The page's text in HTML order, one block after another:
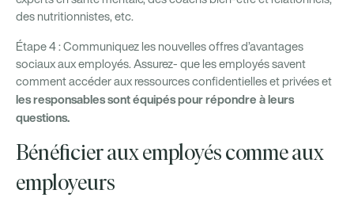
des nutritionnistes, etc.
Étape 4 : Communiquez les nouvelles offres d’avantages
sociaux aux employés. Assurez- que les employés savent
comment accéder aux ressources confidentielles et privées et
les responsables sont équipés pour répondre à leurs
questions.
Bénéficier aux employés comme aux
employeurs